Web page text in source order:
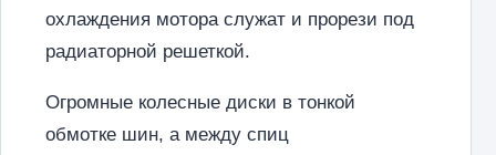
охлаждения мотора служат и прорези под
радиаторной решеткой.
Огромные колесные диски в тонкой
обмотке шин, а между спиц